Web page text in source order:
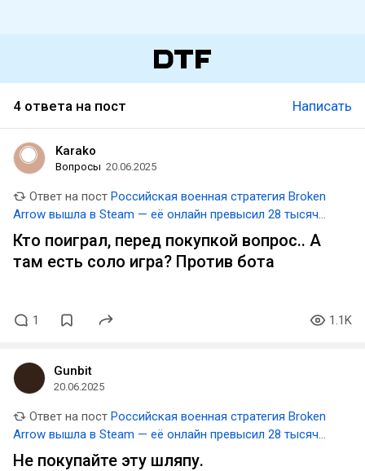
4 ответа на пост Написать
Karako
Вопросы 20.06.2025
Ответ на пост Российская военная стратегия Broken
Arrow вышла в Steam — её онлайн превысил 28 тысяч
человек
Кто поиграл, перед покупкой вопрос.. А
там есть соло игра? Против бота
1 1.1K
Gunbit
20.06.2025
Ответ на пост Российская военная стратегия Broken
Arrow вышла в Steam — её онлайн превысил 28 тысяч
человек
Не покупайте эту шляпу.